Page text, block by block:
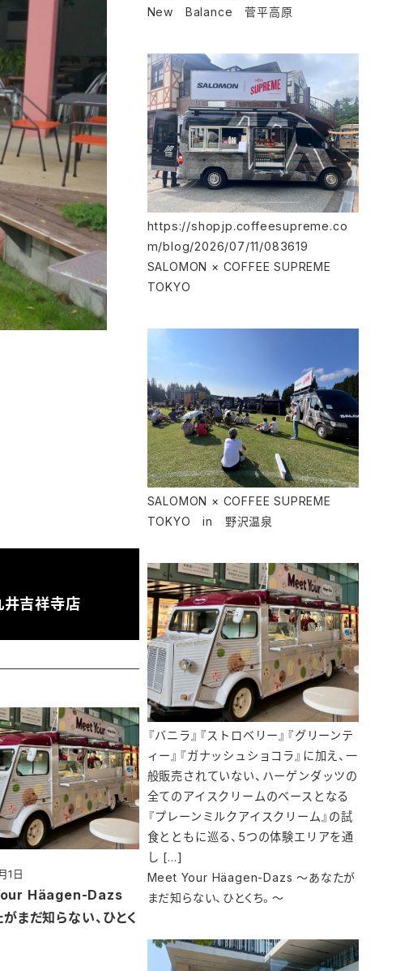
吉祥寺店
Häagen-Dazs
まだ知らない、ひとく
1日
New Balance 菅平高原
SALOMON × COFFEE SUPREME
TOKYO
https://shopjp.coffeesupreme.co
m/blog/2026/07/11/083619
SALOMON × COFFEE SUPREME
TOKYO in 野沢温泉
Meet Your Häagen-Dazs ～あなたが
まだ知らない、ひとくち。～
『バニラ』『ストロベリー』『グリーンテ
ィー』『ガナッシュショコラ』に加え、一
般販売されていない、ハーゲンダッツの
全てのアイスクリームのベースとなる
『プレーンミルクアイスクリーム』の試
食とともに巡る、5つの体験エリアを通
し […]